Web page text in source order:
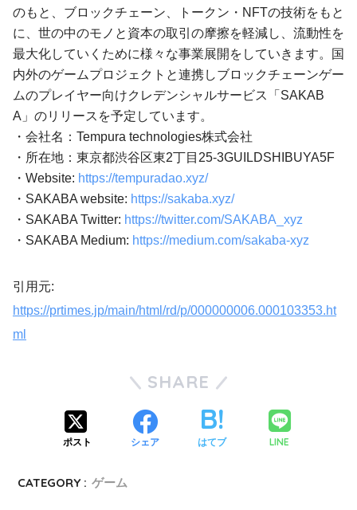
のもと、ブロックチェーン、トークン・NFTの技術をもと
に、世の中のモノと資本の取引の摩擦を軽減し、流動性を
最大化していくために様々な事業展開をしていきます。国
内外のゲームプロジェクトと連携しブロックチェーンゲー
ムのプレイヤー向けクレデンシャルサービス「SAKAB
A」のリリースを予定しています。
・会社名：Tempura technologies株式会社
・所在地：東京都渋谷区東2丁目25-3GUILDSHIBUYA5F
・Website: https://tempuradao.xyz/
・SAKABA website: https://sakaba.xyz/
・SAKABA Twitter: https://twitter.com/SAKABA_xyz
・SAKABA Medium: https://medium.com/sakaba-xyz
引用元:
https://prtimes.jp/main/html/rd/p/000000006.000103353.ht
ml
SHARE
ポスト シェア はてブ LINE
CATEGORY : ゲーム